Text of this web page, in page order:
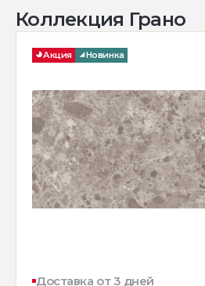
Коллекция Грано
Акция Новинка
Доставка от 3 дней